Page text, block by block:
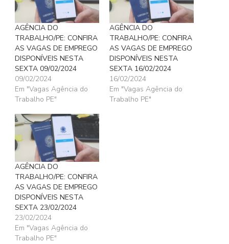
AGÊNCIA DO
TRABALHO/PE: CONFIRA
AS VAGAS DE EMPREGO
DISPONÍVEIS NESTA
SEXTA 09/02/2024
09/02/2024
Em "Vagas Agência do
Trabalho PE"
AGÊNCIA DO
TRABALHO/PE: CONFIRA
AS VAGAS DE EMPREGO
DISPONÍVEIS NESTA
SEXTA 16/02/2024
16/02/2024
Em "Vagas Agência do
Trabalho PE"
AGÊNCIA DO
TRABALHO/PE: CONFIRA
AS VAGAS DE EMPREGO
DISPONÍVEIS NESTA
SEXTA 23/02/2024
23/02/2024
Em "Vagas Agência do
Trabalho PE"